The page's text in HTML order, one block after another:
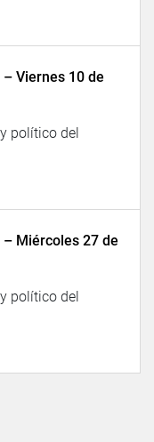
Viernes 10 de
político del
Miércoles 27 de
político del